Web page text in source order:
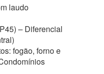
laudo
– Diferencial
fogão, forno e